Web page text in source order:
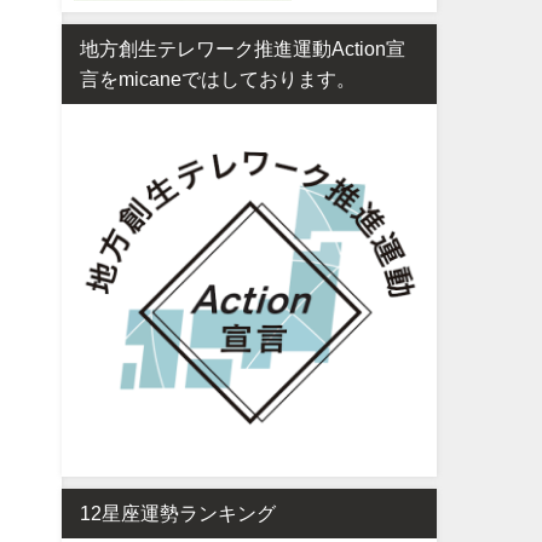
地方創生テレワーク推進運動Action宣
言をmicaneではしております。
12星座運勢ランキング